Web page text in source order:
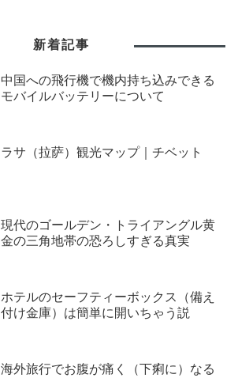
新着記事
中国への飛行機で機内持ち込みできる
モバイルバッテリーについて
ラサ（拉萨）観光マップ｜チベット
現代のゴールデン・トライアングル黄
金の三角地帯の恐ろしすぎる真実
ホテルのセーフティーボックス（備え
付け金庫）は簡単に開いちゃう説
海外旅行でお腹が痛く（下痢に）なる